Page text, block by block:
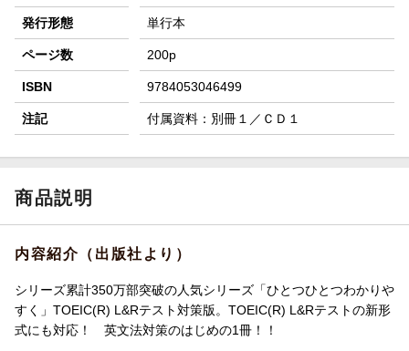
発行形態 単行本
ページ数 200p
ISBN 9784053046499
注記 付属資料：別冊１／ＣＤ１
商品説明
内容紹介（出版社より）
シリーズ累計350万部突破の人気シリーズ「ひとつひとつわかりや
すく」TOEIC(R) L&Rテスト対策版。TOEIC(R) L&Rテストの新形
式にも対応！ 英文法対策のはじめの1冊！！